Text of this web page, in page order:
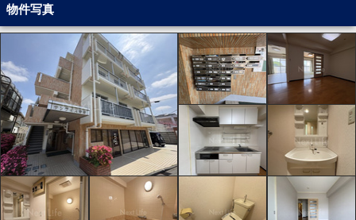
物件写真